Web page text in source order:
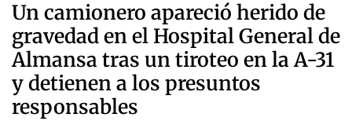
Un camionero apareció herido de
gravedad en el Hospital General de
Almansa tras un tiroteo en la A-31
y detienen a los presuntos
responsables